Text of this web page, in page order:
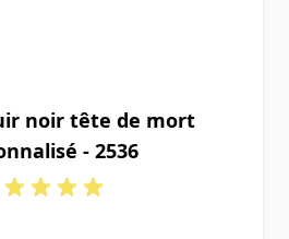
noir tête de mort
- 2536